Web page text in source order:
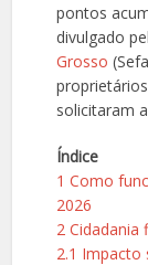
pontos
divulgado
Grosso
solicitaram
Índice
1 Como
2026
2 Cidadania
2.1 Impacto